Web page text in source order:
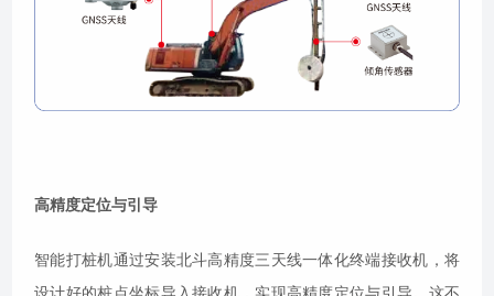
高精度定位与引导
智能打桩机通过安装北斗高精度三天线一体化终端接收机，将